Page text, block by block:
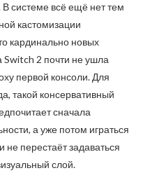
В системе всё ещё нет тем
кастомизации
кардинально новых
2 почти не ушла
первой консоли. Для
такой консервативный
сначала
а уже потом играться
не перестаёт задаваться
слой.